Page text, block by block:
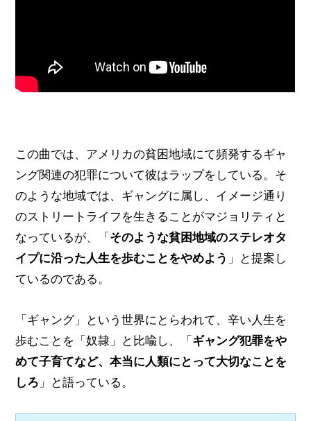
この曲では、アメリカの貧困地域にて頻発するギャ
ング関連の犯罪について彼はラップをしている。そ
のような地域では、ギャングに属し、イメージ通り
のストリートライフを生きることがマジョリティと
なっているが、「そのような貧困地域のステレオタ
イプに沿った人生を歩むことをやめよう 」と提案し
ているのである。
「ギャング」という世界にとらわれて、辛い人生を
歩むことを「奴隷」と比喩し、「ギャング犯罪をや
めて子育てなど、本当に人類にとって大切なことを
しろ 」と語っている。